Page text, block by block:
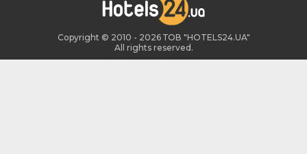
Copyright © 2010 - 2026 ТОВ "HOTELS24.UA"
All rights reserved.